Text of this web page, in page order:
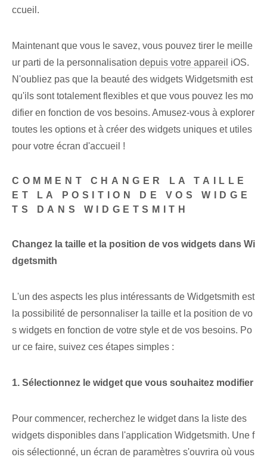
ccueil.
Maintenant que vous le savez, vous pouvez tirer le meille
ur parti de la personnalisation depuis votre appareil ⁣iOS.
N'oubliez pas que la beauté des widgets Widgetsmith est
qu'ils sont totalement flexibles et que vous pouvez les mo
difier en fonction de vos besoins. Amusez-vous à explorer
toutes les options et à créer des widgets uniques et utiles
pour votre écran d'accueil !
COMMENT CHANGER LA TAILLE
ET LA POSITION DE VOS WIDGE
TS DANS WIDGETSMITH
Changez la taille et la position de vos widgets dans Wi
dgetsmith
L'un des aspects les plus intéressants de Widgetsmith est
la possibilité de personnaliser la taille et la position de vo
s widgets en fonction de votre style et de vos besoins. Po
ur ce faire, suivez ces étapes simples :
1. Sélectionnez le widget que vous souhaitez modifier
Pour commencer, recherchez le widget dans la liste des
widgets disponibles dans l'application Widgetsmith. Une f
ois sélectionné, un écran de paramètres s'ouvrira où vous